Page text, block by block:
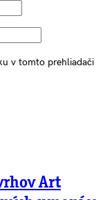
v tomto prehliadači
Art